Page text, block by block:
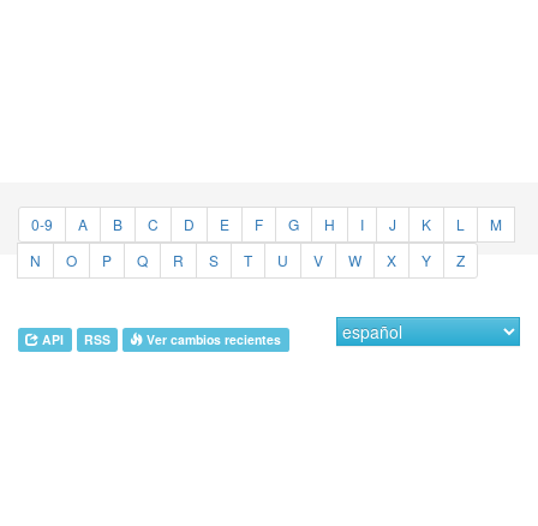
0-9 A B C D E F G H I J K L
M
N
O P Q R S T U V W X Y Z
API RSS Ver cambios recientes